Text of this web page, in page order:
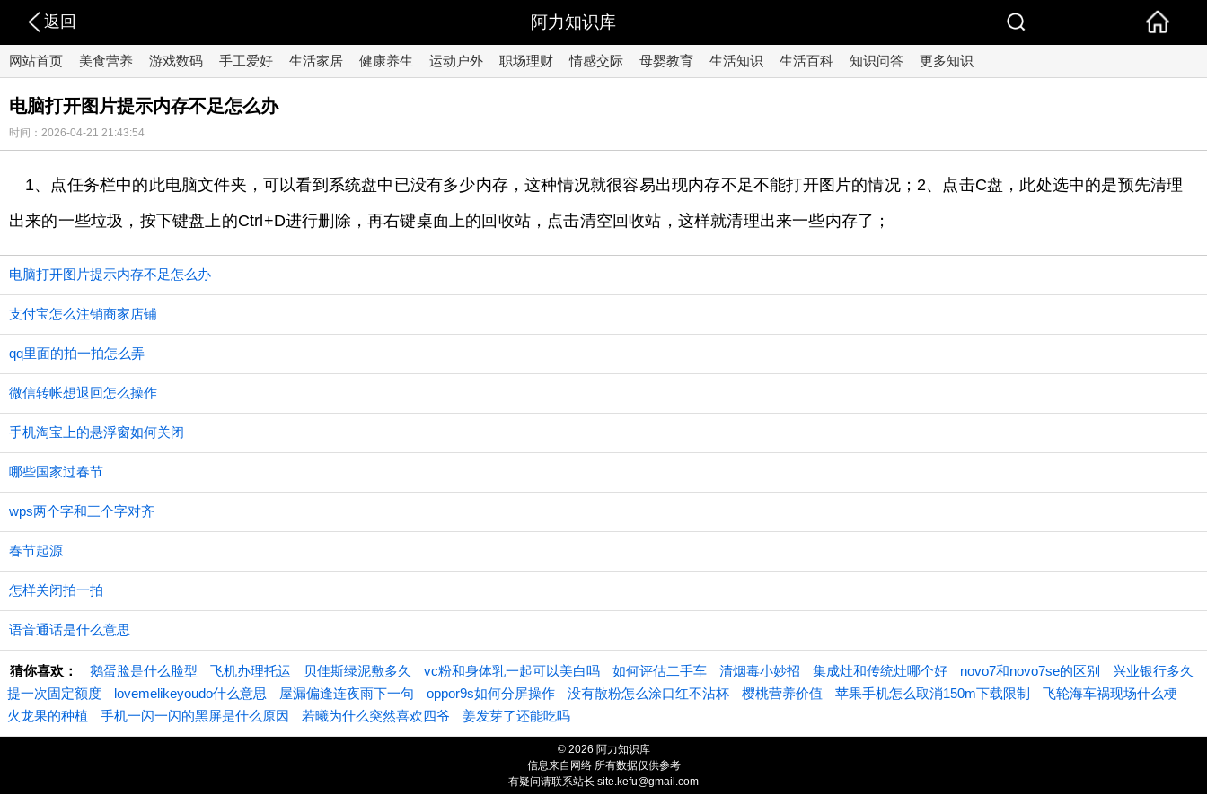
返回 阿力知识库
网站首页 美食营养 游戏数码 手工爱好 生活家居 健康养生 运动户外 职场理财 情感交际 母婴教育 生活知识 生活百科 知识问答 更多知识
电脑打开图片提示内存不足怎么办
时间：2026-04-21 21:43:54
1、点任务栏中的此电脑文件夹，可以看到系统盘中已没有多少内存，这种情况就很容易出现内存不足不能打开图片的情况；2、点击C盘，此处选中的是预先清理
出来的一些垃圾，按下键盘上的Ctrl+D进行删除，再右键桌面上的回收站，点击清空回收站，这样就清理出来一些内存了；
电脑打开图片提示内存不足怎么办
支付宝怎么注销商家店铺
qq里面的拍一拍怎么弄
微信转帐想退回怎么操作
手机淘宝上的悬浮窗如何关闭
哪些国家过春节
wps两个字和三个字对齐
春节起源
怎样关闭拍一拍
语音通话是什么意思
猜你喜欢： 鹅蛋脸是什么脸型 飞机办理托运 贝佳斯绿泥敷多久 vc粉和身体乳一起可以美白吗 如何评估二手车 清烟毒小妙招 集成灶和传统灶哪个好 novo7和novo7se的区别
兴业银行多久
提一次固定额度
lovemelikeyoudo什么意思 屋漏偏逢连夜雨下一句 oppor9s如何分屏操作 没有散粉怎么涂口红不沾杯 樱桃营养价值 苹果手机怎么取消150m下载限制
飞轮海车祸现场什么梗
火龙果的种植
手机一闪一闪的黑屏是什么原因 若曦为什么突然喜欢四爷 姜发芽了还能吃吗
© 2026 阿力知识库
信息来自网络 所有数据仅供参考
有疑问请联系站长 site.kefu@gmail.com